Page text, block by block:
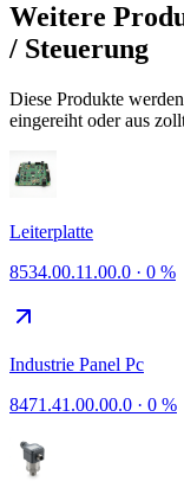
Weitere
/ Steuerung
Diese Produkte
eingereiht oder aus
Leiterplatte
8534.00.11.00.0 · 0 %
Industrie Panel Pc
8471.41.00.00.0 · 0 %